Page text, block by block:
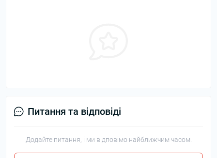
Питання та відповіді
Додайте питання, і ми відповімо найближчим часом.